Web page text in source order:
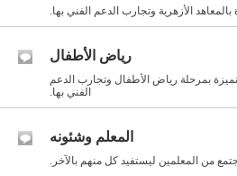
الأزهرية وتجارب الدعم الفني بها.
رياض الأطفال
بمرحلة رياض الأطفال وتجارب الدعم
الفني بها.
المعلم وشئونه
من المعلمين ليستفيد كل منهم بالآخر.